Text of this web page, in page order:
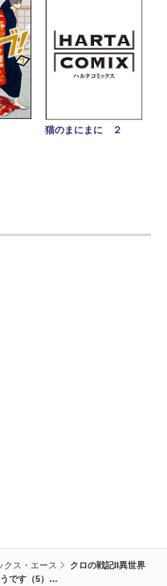
クス・エース
クロの戦記II異世界
です（5）…
猫のまにまに ２